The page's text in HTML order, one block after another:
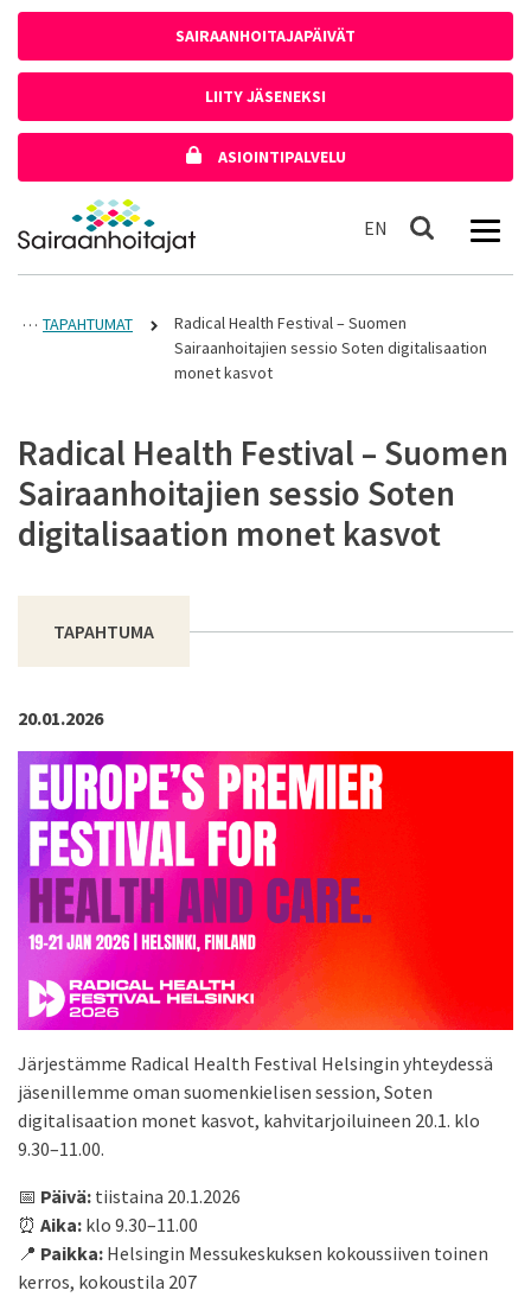
SAIRAANHOITAJAPÄIVÄT
LIITY JÄSENEKSI
ASIOINTIPALVELU
Etusivulle
EN In English
Haku
TAPAHTUMAT
Radical Health Festival – Suomen
Sairaanhoitajien sessio Soten digitalisaation
monet kasvot
Radical Health Festival – Suomen
Sairaanhoitajien sessio Soten
digitalisaation monet kasvot
TAPAHTUMA
20.01.2026
Järjestämme Radical Health Festival Helsingin yhteydessä
jäsenillemme oman suomenkielisen session, Soten
digitalisaation monet kasvot, kahvitarjoiluineen 20.1. klo
9.30–11.00.
📅 Päivä: tiistaina 20.1.2026
⏰ Aika: klo 9.30–11.00
📍 Paikka: Helsingin Messukeskuksen kokoussiiven toinen
kerros, kokoustila 207